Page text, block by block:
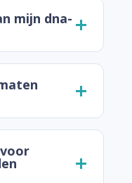
mijn dna-